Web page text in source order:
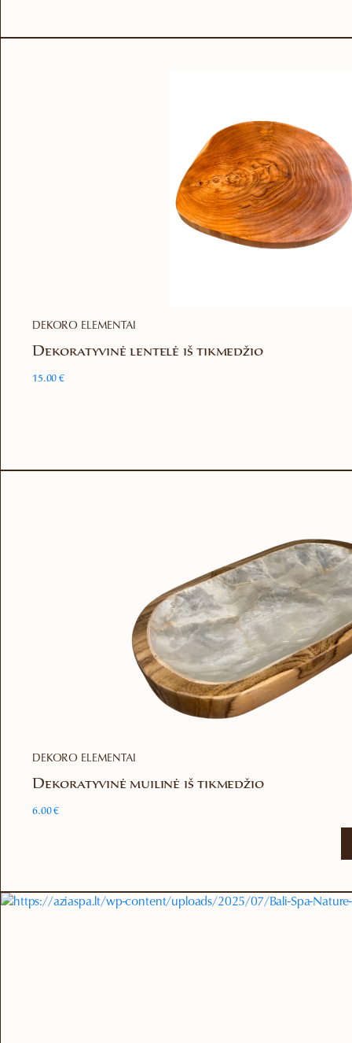
DEKORO ELEMENTAI
Dekoratyvinė lentelė iš tikmedžio
15.00€
DEKORO ELEMENTAI
Dekoratyvinė muilinė iš tikmedžio
6.00€
multiple